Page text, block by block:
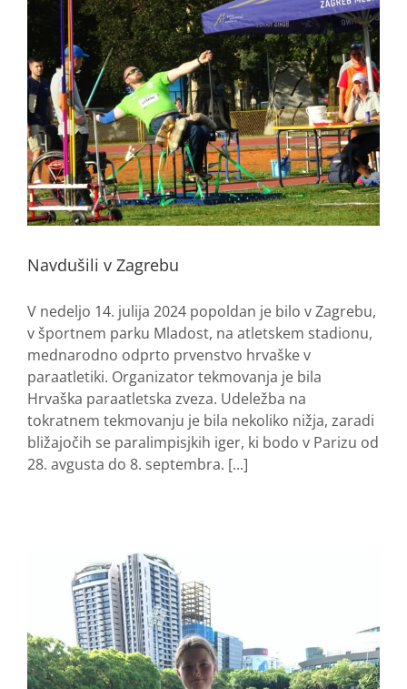
Navdušili v Zagrebu
V nedeljo 14. julija 2024 popoldan je bilo v Zagrebu,
v športnem parku Mladost, na atletskem stadionu,
mednarodno odprto prvenstvo hrvaške v
paraatletiki. Organizator tekmovanja je bila
Hrvaška paraatletska zveza. Udeležba na
tokratnem tekmovanju je bila nekoliko nižja, zaradi
bližajočih se paralimpisjkih iger, ki bodo v Parizu od
28. avgusta do 8. septembra. [...]